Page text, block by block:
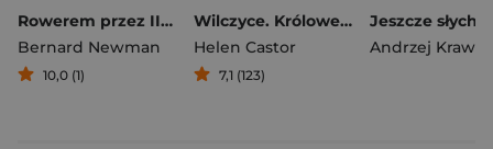
Rowerem przez II RP wyd. 2025
Bernard Newman
10,0 (1)
Wilczyce. Królowe, które rządziły Anglią przed Elżbietą I
Helen Castor
7,1 (123)
Andrzej